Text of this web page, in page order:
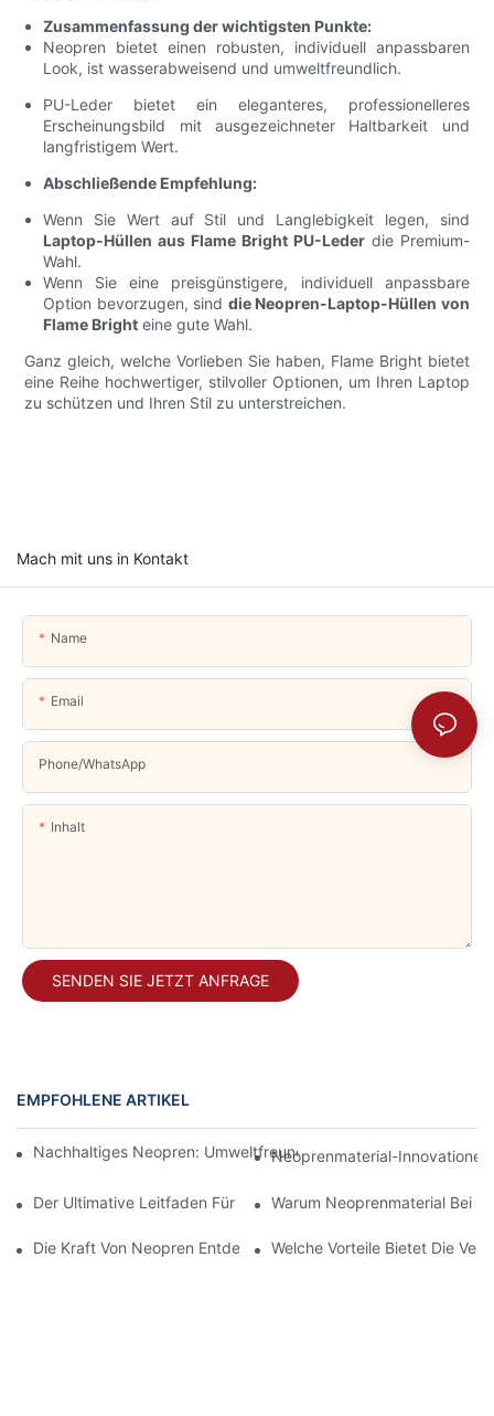
Zusammenfassung der wichtigsten Punkte:
Neopren bietet einen robusten, individuell anpassbaren
Look, ist wasserabweisend und umweltfreundlich.
PU-Leder bietet ein eleganteres, professionelleres
Erscheinungsbild mit ausgezeichneter Haltbarkeit und
langfristigem Wert.
Abschließende Empfehlung:
Wenn Sie Wert auf Stil und Langlebigkeit legen, sind
Laptop-Hüllen aus Flame Bright PU-Lederdie Premium-
Wahl.
Wenn Sie eine preisgünstigere, individuell anpassbare
Option bevorzugen, sind die Neopren-Laptop-Hüllen von
Flame Bright eine gute Wahl.
Ganz gleich, welche Vorlieben Sie haben, Flame Bright bietet
eine Reihe hochwertiger, stilvoller Optionen, um Ihren Laptop
zu schützen und Ihren Stil zu unterstreichen.
Mach mit uns in Kontakt
Name
Email
Phone/whatsApp
Inhalt
SENDEN SIE JETZT ANFRAGE
EMPFOHLENE ARTIKEL
Nachhaltiges Neopren: Umweltfreundliche Produkte, Die Sie
Neoprenmaterial-
Der Ultimative Leitfaden Für Neopren-Stützprodukte: Vorteile
Warum Neoprenmaterial Bei
Die Kraft Von Neopren Entdecken: Ihr Umfassender Leitfaden
Welche Vorteile Bietet Die